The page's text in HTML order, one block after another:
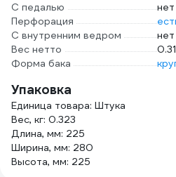
С педалью
нет
Перфорация
С внутренним ведром
нет
Вес нетто
Форма бака
Упаковка
Единица товара: Штука
Вес, кг: 0.323
Длина, мм: 225
Ширина, мм: 280
Высота, мм: 225